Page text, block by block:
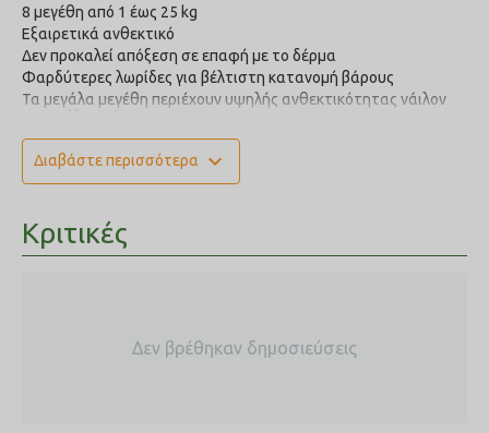
8 μεγέθη από 1 έως 25 kg
Εξαιρετικά ανθεκτικό
Δεν προκαλεί απόξεση σε επαφή με το δέρμα
Φαρδύτερες λωρίδες για βέλτιστη κατανομή βάρους
Τα μεγάλα μεγέθη περιέχουν υψηλής ανθεκτικότητας νάιλον
Νούμερο Διαστάσεις
2
Διαβάστε περισσότερα expand_more
Κριτικές
Δεν βρέθηκαν δημοσιεύσεις